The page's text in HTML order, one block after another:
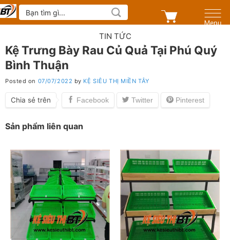
Skip
to
Tìm
kiếm:
TIN TỨC
Kệ Trưng Bày Rau Củ Quả Tại Phú Quý
Bình Thuận
Posted on 07/07/2022 by KỆ SIÊU THỊ MIỀN TÂY
Chia sẻ trên
Sản phẩm liên quan